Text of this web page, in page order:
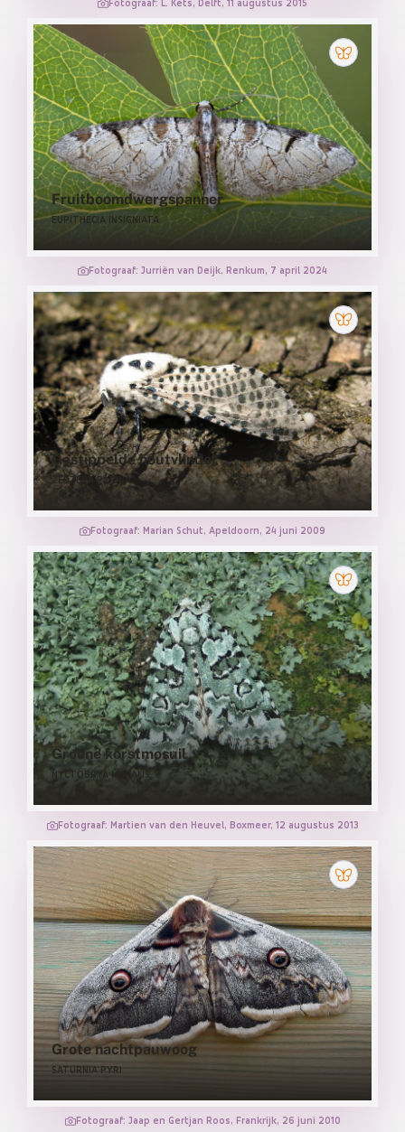
Fotograaf: L. Kets, Delft, 11 augustus 2015
Fruitboomdwergspanner
EUPITHECIA INSIGNIATA
Fotograaf: Jurriën van Deijk, Renkum, 7 april 2024
Gestippelde houtvlinder
ZEUZERA PYRINA
Fotograaf: Marian Schut, Apeldoorn, 24 juni 2009
Groene korstmosuil
NYCTOBRYA MURALIS
Fotograaf: Martien van den Heuvel, Boxmeer, 12 augustus 2013
Grote nachtpauwoog
SATURNIA PYRI
Fotograaf: Jaap en Gertjan Roos, Frankrijk, 26 juni 2010